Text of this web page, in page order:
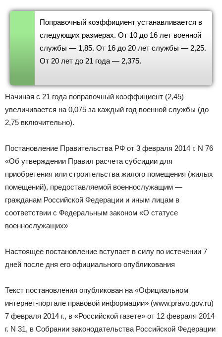
Поправочный коэффициент устанавливается в
следующих размерах. От 10 до 16 лет военной
службы — 1,85. От 16 до 20 лет службы — 2,25.
От 20 лет до 21 года — 2,375.
Начиная с 21 года поправочный коэффициент (2,45)
увеличивается на 0,075 за каждый год военной службы (до
2,75 включительно).
Постановление Правительства РФ от 3 февраля 2014 г. N 76
«Об утверждении Правил расчета субсидии для
приобретения или строительства жилого помещения (жилых
помещений), предоставляемой военнослужащим —
гражданам Российской Федерации и иным лицам в
соответствии с Федеральным законом «О статусе
военнослужащих»
Настоящее постановление вступает в силу по истечении 7
дней после дня его официального опубликования
Текст постановления опубликован на «Официальном
интернет-портале правовой информации» (www.pravo.gov.ru)
7 февраля 2014 г., в «Российской газете» от 12 февраля 2014
г. N 31, в Собрании законодательства Российской Федерации